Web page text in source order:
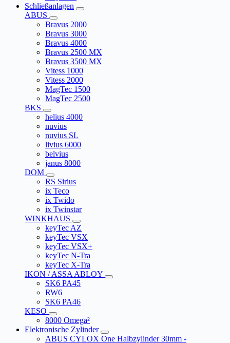
Schließanlagen
ABUS
Bravus 2000
Bravus 3000
Bravus 4000
Bravus 2500 MX
Bravus 3500 MX
Vitess 1000
Vitess 2000
MagTec 1500
MagTec 2500
BKS
helius 4000
nuvius
nuvius SL
livius 6000
belvius
janus 8000
DOM
RS Sirius
ix Teco
ix Twido
ix Twinstar
WINKHAUS
keyTec AZ
keyTec VSX
keyTec VSX+
keyTec N-Tra
keyTec X-Tra
IKON / ASSA ABLOY
SK6 PA45
RW6
SK6 PA46
KESO
8000 Omega²
Elektronische Zylinder
ABUS CYLOX One Halbzylinder 30mm -